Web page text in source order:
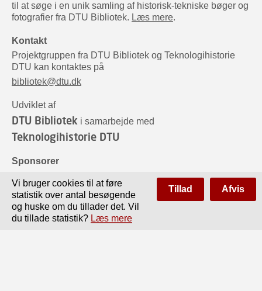
til at søge i en unik samling af historisk-tekniske bøger og
fotografier fra DTU Bibliotek. Læs mere.
Kontakt
Projektgruppen fra DTU Bibliotek og Teknologihistorie
DTU kan kontaktes på
bibliotek@dtu.dk
Udviklet af
DTU Bibliotek i samarbejde med
Teknologihistorie DTU
Sponsorer
Vi bruger cookies til at føre
statistik over antal besøgende
og huske om du tillader det. Vil
du tillade statistik? Læs mere
Tillad Afvis